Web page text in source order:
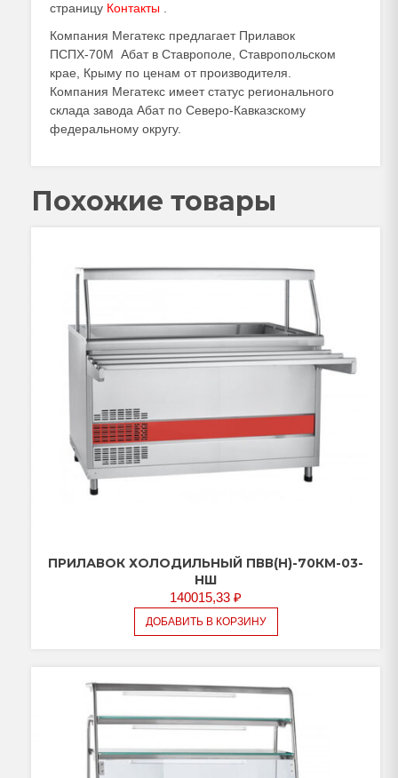
страницу Контакты
Компания Мегатекс предлагает Прилавок
ПСПХ-70М Абат в Ставрополе, Ставропольском
крае, Крыму по ценам от производителя.
Компания Мегатекс имеет статус регионального
склада завода Абат по Северо-Кавказскому
федеральному округу.
Похожие товары
ПРИЛАВОК ХОЛОДИЛЬНЫЙ ПВВ(Н)-70КМ-03-
НШ
140015,33 ₽
ДОБАВИТЬ В КОРЗИНУ